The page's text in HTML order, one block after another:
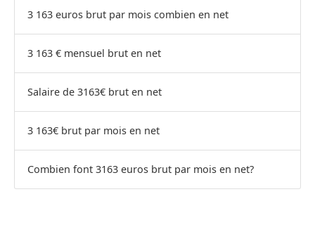
3 163 euros brut par mois combien en net
3 163 € mensuel brut en net
Salaire de 3163€ brut en net
3 163€ brut par mois en net
Combien font 3163 euros brut par mois en net?